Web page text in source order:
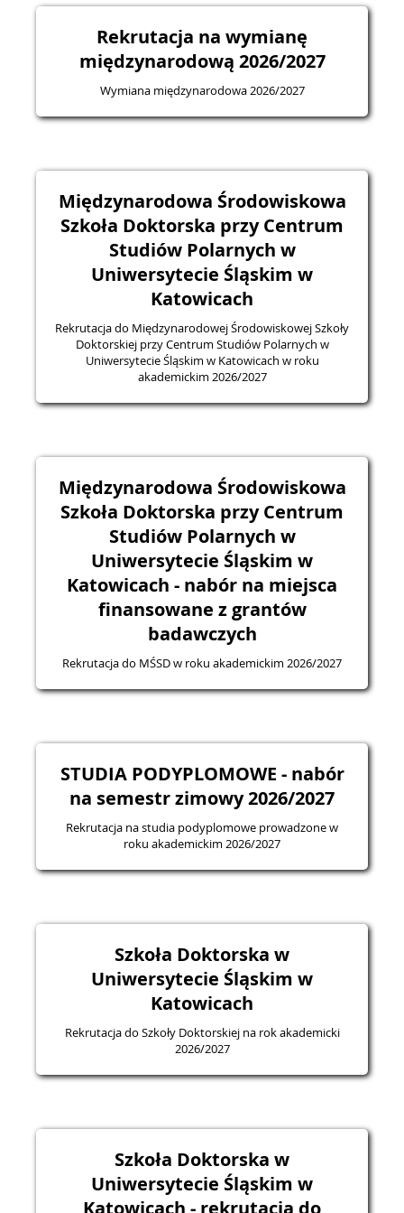
Rekrutacja na wymianę
międzynarodową 2026/2027
Wymiana międzynarodowa 2026/2027
Międzynarodowa Środowiskowa
Szkoła Doktorska przy Centrum
Studiów Polarnych w
Uniwersytecie Śląskim w
Katowicach
Rekrutacja do Międzynarodowej Środowiskowej Szkoły
Doktorskiej przy Centrum Studiów Polarnych w
Uniwersytecie Śląskim w Katowicach w roku
akademickim 2026/2027
Międzynarodowa Środowiskowa
Szkoła Doktorska przy Centrum
Studiów Polarnych w
Uniwersytecie Śląskim w
Katowicach - nabór na miejsca
finansowane z grantów
badawczych
Rekrutacja do MŚSD w roku akademickim 2026/2027
STUDIA PODYPLOMOWE - nabór
na semestr zimowy 2026/2027
Rekrutacja na studia podyplomowe prowadzone w
roku akademickim 2026/2027
Szkoła Doktorska w
Uniwersytecie Śląskim w
Katowicach
Rekrutacja do Szkoły Doktorskiej na rok akademicki
2026/2027
Szkoła Doktorska w
Uniwersytecie Śląskim w
Katowicach - rekrutacja do